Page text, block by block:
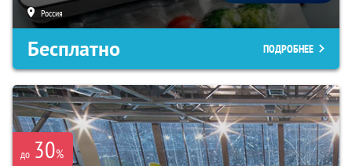
Россия
Бесплатно ПОДРОБНЕЕ
до 30%